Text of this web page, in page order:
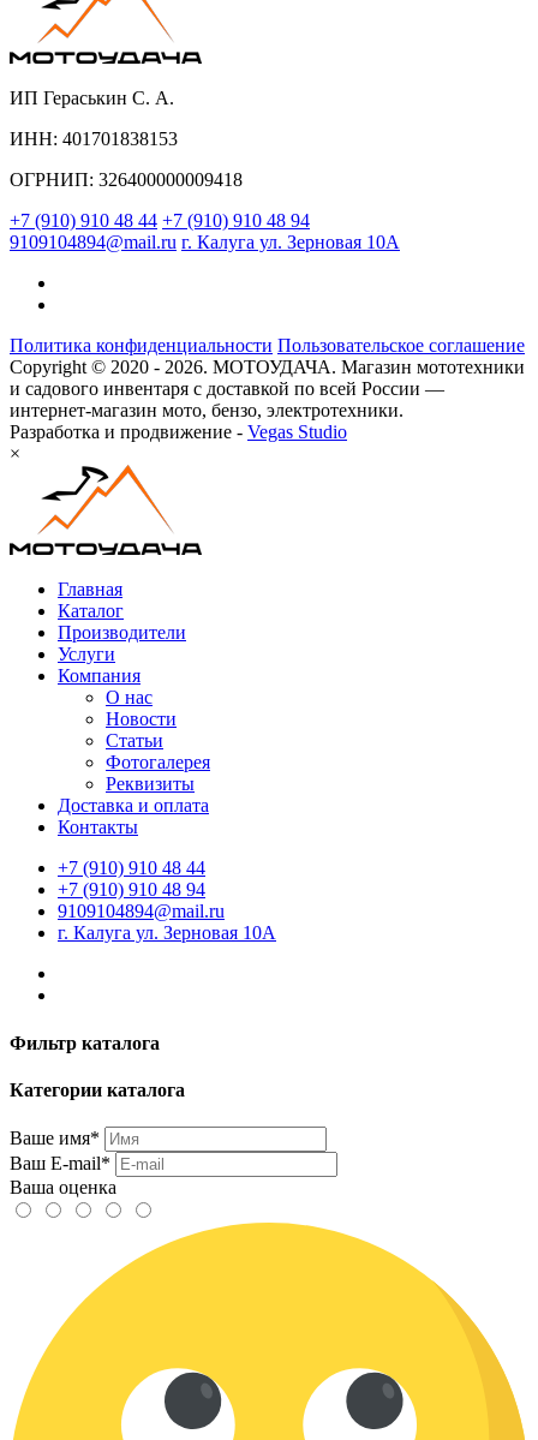
ИП Гераськин С. А.
ИНН: 401701838153
ОГРНИП: 326400000009418
+7 (910) 910 48 44 +7 (910) 910 48 94
9109104894@mail.ru г. Калуга ул. Зерновая 10А
Политика конфиденциальности Пользовательское соглашение
Copyright © 2020 - 2026. МОТОУДАЧА. Магазин мототехники
и садового инвентаря с доставкой по всей России —
интернет-магазин мото, бензо, электротехники.
Разработка и продвижение - Vegas Studio
×
Главная
Каталог
Производители
Услуги
Компания
О нас
Новости
Статьи
Фотогалерея
Реквизиты
Доставка и оплата
Контакты
+7 (910) 910 48 44
+7 (910) 910 48 94
9109104894@mail.ru
г. Калуга ул. Зерновая 10А
Фильтр каталога
Категории каталога
Ваше имя*
Ваш E-mail*
Ваша оценка